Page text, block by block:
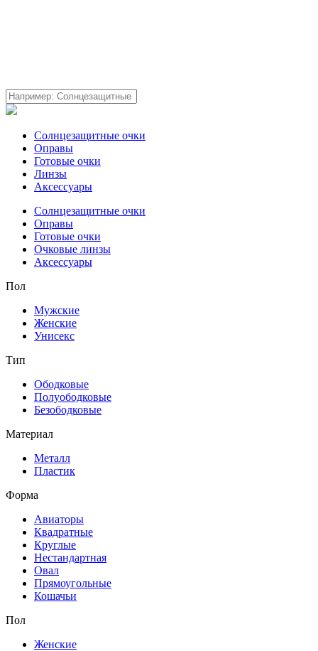
Солнцезащитные очки
Оправы
Готовые очки
Линзы
Аксессуары
Солнцезащитные очки
Оправы
Готовые очки
Очковые линзы
Аксессуары
Пол
Мужские
Женские
Унисекс
Тип
Ободковые
Полуободковые
Безободковые
Материал
Металл
Пластик
Форма
Авиаторы
Квадратные
Круглые
Нестандартная
Овал
Прямоугольные
Кошачьи
Пол
Женские